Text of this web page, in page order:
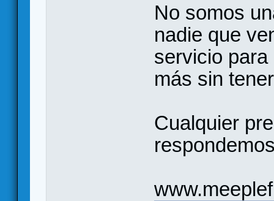
No somos
nadie que
servicio
más sin
Cualquier